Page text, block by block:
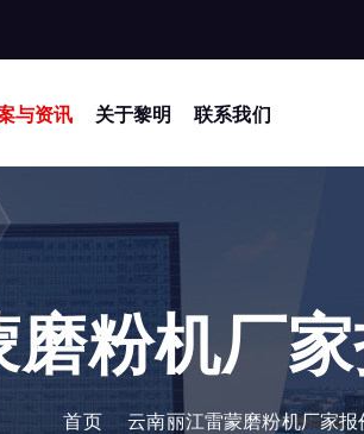
与资讯 关于黎明 联系我们
粉机厂
首页 云南丽江雷蒙磨粉机厂家